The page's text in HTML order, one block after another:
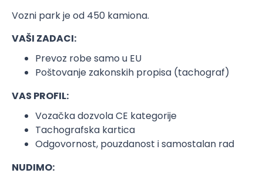
Vozni park je od 450 kamiona.
VAŠI ZADACI:
Prevoz robe samo u EU
Poštovanje zakonskih propisa (tachograf)
VAS PROFIL:
Vozačka dozvola CE kategorije
Tachografska kartica
Odgovornost, pouzdanost i samostalan rad
NUDIMO: